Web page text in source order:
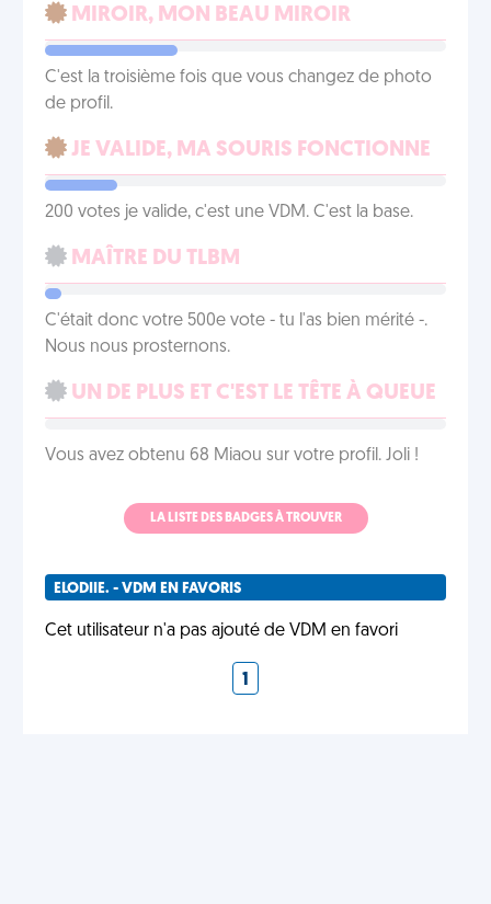
MIROIR, MON BEAU MIROIR
C'est la troisième fois que vous changez de photo
de profil.
JE VALIDE, MA SOURIS FONCTIONNE
200 votes je valide, c'est une VDM. C'est la base.
MAÎTRE DU TLBM
C'était donc votre 500e vote - tu l'as bien mérité -.
Nous nous prosternons.
UN DE PLUS ET C'EST LE TÊTE À QUEUE
Vous avez obtenu 68 Miaou sur votre profil. Joli !
LA LISTE DES BADGES À TROUVER
ELODIIE. - VDM EN FAVORIS
Cet utilisateur n'a pas ajouté de VDM en favori
1